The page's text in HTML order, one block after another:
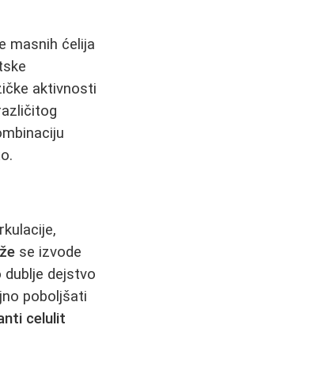
masnih ćelija
aktivnosti
se izvode
dejstvo
poboljšati
celulit